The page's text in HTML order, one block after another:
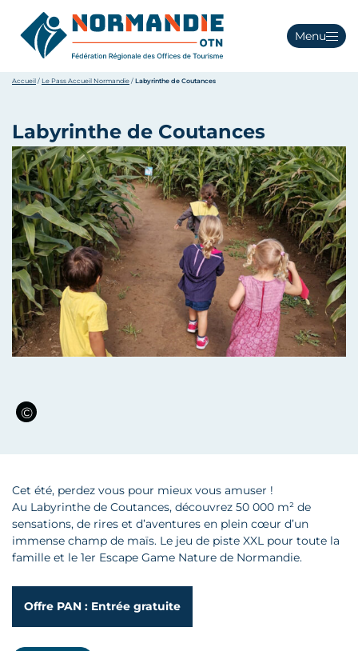
Menu
Accueil / Le Pass Accueil Normandie / Labyrinthe de Coutances
Labyrinthe de Coutances
Cet été, perdez vous pour mieux vous amuser !
Au Labyrinthe de Coutances, découvrez 50 000 m² de
sensations, de rires et d’aventures en plein cœur d’un
immense champ de maïs. Le jeu de piste XXL pour toute la
famille et le 1er Escape Game Nature de Normandie.
Offre PAN : Entrée gratuite